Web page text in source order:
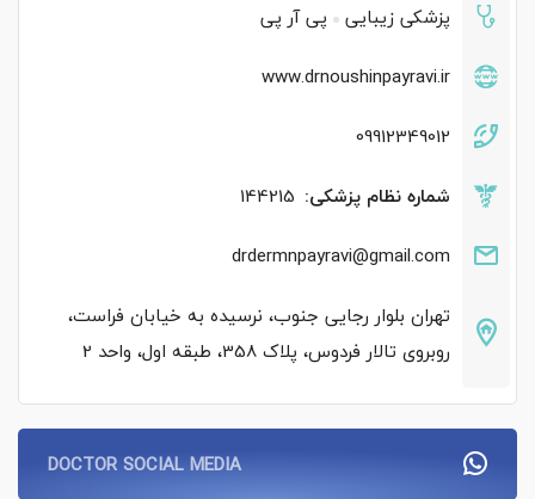
پزشکی زیبایی
پی آر پی
www.drnoushinpayravi.ir
09912349012
شماره نظام پزشکی: 144215
drdermnpayravi@gmail.com
تهران بلوار رجایی جنوب، نرسیده به خیابان فراست،
روبروی تالار فردوس، پلاک 358، طبقه اول، واحد 2
DOCTOR SOCIAL MEDIA